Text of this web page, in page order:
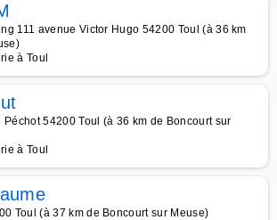
111 avenue Victor Hugo 54200 Toul (à 36 km
à Toul
54200 Toul (à 36 km de Boncourt sur
à Toul
Toul (à 37 km de Boncourt sur Meuse)